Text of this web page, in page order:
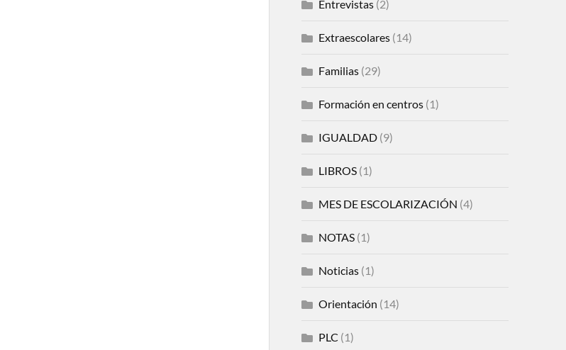
Entrevistas(2)
Extraescolares(14)
Familias(29)
Formación en centros(1)
IGUALDAD(9)
LIBROS(1)
MES DE ESCOLARIZACIÓN (4)
NOTAS(1)
Noticias(1)
Orientación (14)
PLC (1)